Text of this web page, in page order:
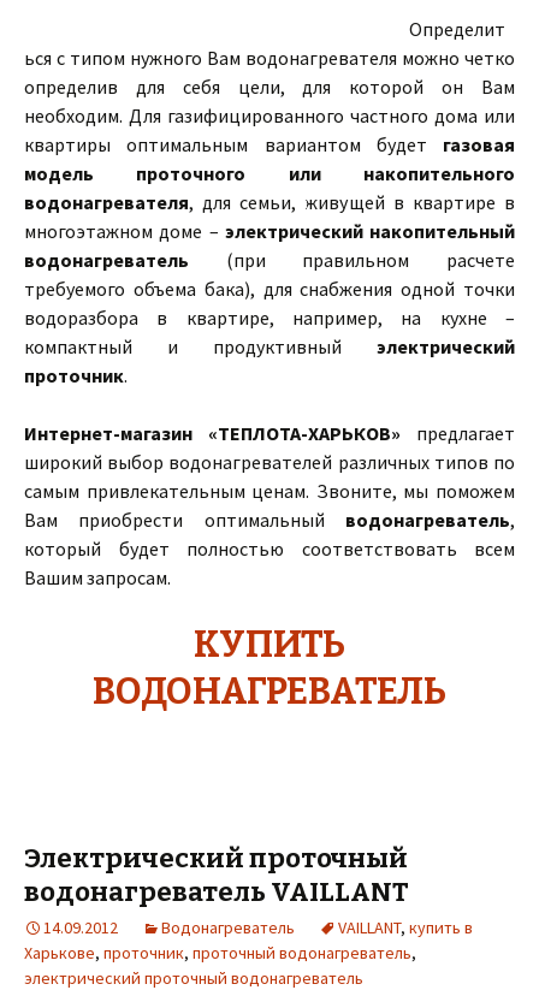
Определит
ься с типом нужного Вам водонагревателя можно четко
определив для себя цели, для которой он Вам
необходим. Для газифицированного частного дома или
квартиры оптимальным вариантом будет газовая
модель проточного или накопительного
водонагревателя, для семьи, живущей в квартире в
многоэтажном доме – электрический накопительный
водонагреватель (при правильном расчете
требуемого объема бака), для снабжения одной точки
водоразбора в квартире, например, на кухне –
компактный и продуктивный электрический
проточник.
Интернет-магазин «ТЕПЛОТА-ХАРЬКОВ» предлагает
широкий выбор водонагревателей различных типов по
самым привлекательным ценам. Звоните, мы поможем
Вам приобрести оптимальный водонагреватель,
который будет полностью соответствовать всем
Вашим запросам.
КУПИТЬ
ВОДОНАГРЕВАТЕЛЬ
Электрический проточный
водонагреватель VAILLANT
14.09.2012 Водонагреватель VAILLANT, купить в
Харькове, проточник, проточный водонагреватель,
электрический проточный водонагреватель